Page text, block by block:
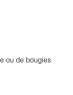
ou de bougies